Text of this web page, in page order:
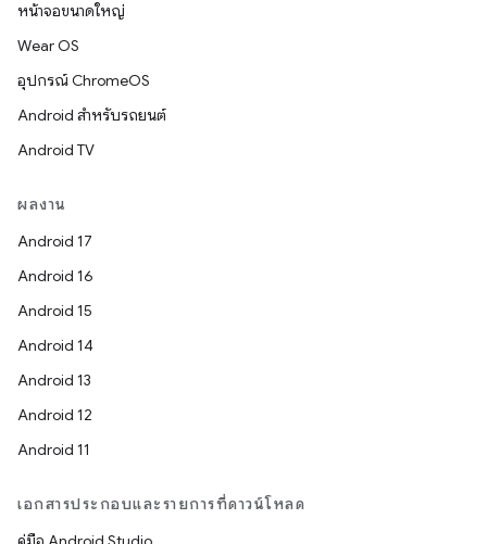
หน้าจอขนาดใหญ่
Wear OS
อุปกรณ์ ChromeOS
Android สำหรับรถยนต์
Android TV
ผลงาน
Android 17
Android 16
Android 15
Android 14
Android 13
Android 12
Android 11
เอกสารประกอบและรายการที่ดาวน์โหลด